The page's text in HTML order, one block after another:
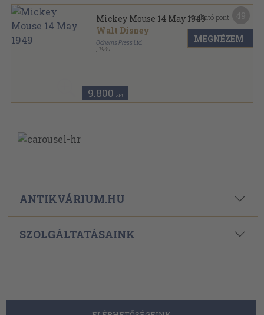
Mickey Mouse 14 May 1949
Walt Disney
Odhams Press Ltd.
1949
9.800 ,-Ft
Kapható pont:
MEGNÉZEM
ANTIKVÁRIUM.HU
SZOLGÁLTATÁSAINK